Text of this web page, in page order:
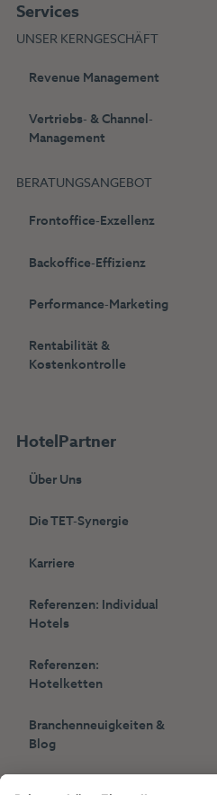
Services
UNSER KERNGESCHÄFT
Revenue Management
Vertriebs- & Channel-
Management
BERATUNGSANGEBOT
Frontoffice-Exzellenz
Backoffice-Effizienz
Performance-Marketing
Rentabilität &
Kostenkontrolle
HotelPartner
Über Uns
Die TET-Synergie
Karriere
Referenzen: Individual
Hotels
Referenzen:
Hotelketten
Branchenneuigkeiten &
Blog